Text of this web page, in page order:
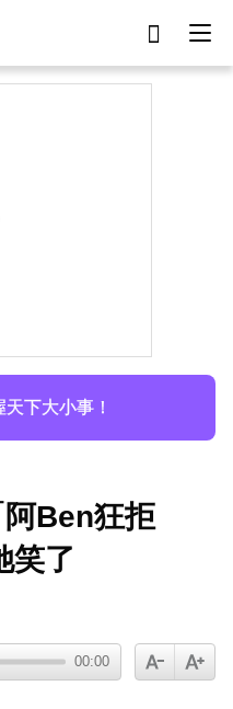
下大小事！
Ben狂拒
笑了
00:00